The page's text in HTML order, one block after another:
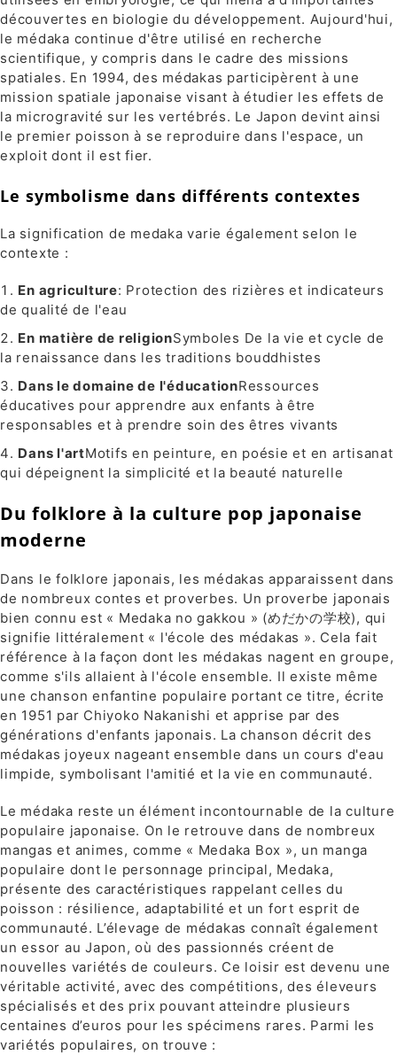
découvertes en biologie du développement. Aujourd'hui,
le médaka continue d'être utilisé en recherche
scientifique, y compris dans le cadre des missions
spatiales. En 1994, des médakas participèrent à une
mission spatiale japonaise visant à étudier les effets de
la microgravité sur les vertébrés. Le Japon devint ainsi
le premier poisson à se reproduire dans l'espace, un
exploit dont il est fier.
Le symbolisme dans différents contextes
La signification de medaka varie également selon le
contexte :
En agriculture: Protection des rizières et indicateurs
de qualité de l'eau
En matière de religionSymboles De la vie et cycle de
la renaissance dans les traditions bouddhistes
Dans le domaine de l'éducationRessources
éducatives pour apprendre aux enfants à être
responsables et à prendre soin des êtres vivants
Dans l'artMotifs en peinture, en poésie et en artisanat
qui dépeignent la simplicité et la beauté naturelle
Du folklore à la culture pop japonaise
moderne
Dans le folklore japonais, les médakas apparaissent dans
de nombreux contes et proverbes. Un proverbe japonais
bien connu est « Medaka no gakkou » (めだかの学校), qui
signifie littéralement « l'école des médakas ». Cela fait
référence à la façon dont les médakas nagent en groupe,
comme s'ils allaient à l'école ensemble. Il existe même
une chanson enfantine populaire portant ce titre, écrite
en 1951 par Chiyoko Nakanishi et apprise par des
générations d'enfants japonais. La chanson décrit des
médakas joyeux nageant ensemble dans un cours d'eau
limpide, symbolisant l'amitié et la vie en communauté.
Le médaka reste un élément incontournable de la culture
populaire japonaise. On le retrouve dans de nombreux
mangas et animes, comme « Medaka Box », un manga
populaire dont le personnage principal, Medaka,
présente des caractéristiques rappelant celles du
poisson : résilience, adaptabilité et un fort esprit de
communauté. L’élevage de médakas connaît également
un essor au Japon, où des passionnés créent de
nouvelles variétés de couleurs. Ce loisir est devenu une
véritable activité, avec des compétitions, des éleveurs
spécialisés et des prix pouvant atteindre plusieurs
centaines d’euros pour les spécimens rares. Parmi les
variétés populaires, on trouve :